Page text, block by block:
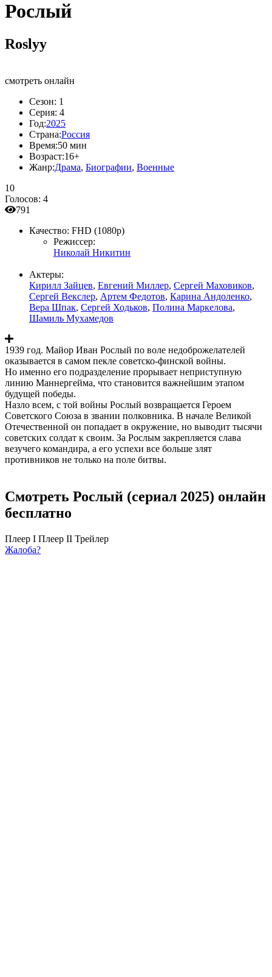
Рослый
Roslyy
смотреть онлайн
Сезон: 1
Серия: 4
Год:2025
Страна:Россия
Время:50 мин
Возраст:16+
Жанр:Драма, Биографии, Военные
10
Голосов: 4
791
Качество: FHD (1080p)
Режиссер:
Николай Никитин
Актеры:
Кирилл Зайцев, Евгений Миллер, Сергей Маховиков,
Сергей Векслер, Артем Федотов, Карина Андоленко,
Вера Шпак, Сергей Ходьков, Полина Маркелова,
Шамиль Мухамедов
1939 год. Майор Иван Рослый по воле недоброжелателей
оказывается в самом пекле советско-финской войны.
Но именно его подразделение прорывает неприступную
линию Маннергейма, что становится важнейшим этапом
будущей победы.
Назло всем, с той войны Рослый возвращается Героем
Советского Союза в звании полковника. В начале Великой
Отечественной он попадает в окружение, но выводит тысячи
советских солдат к своим. За Рослым закрепляется слава
везучего командира, а его успехи все больше злят
противников не только на поле битвы.
Смотреть Рослый (сериал 2025) онлайн
бесплатно
Плеер I Плеер II Трейлер
Жалоба?